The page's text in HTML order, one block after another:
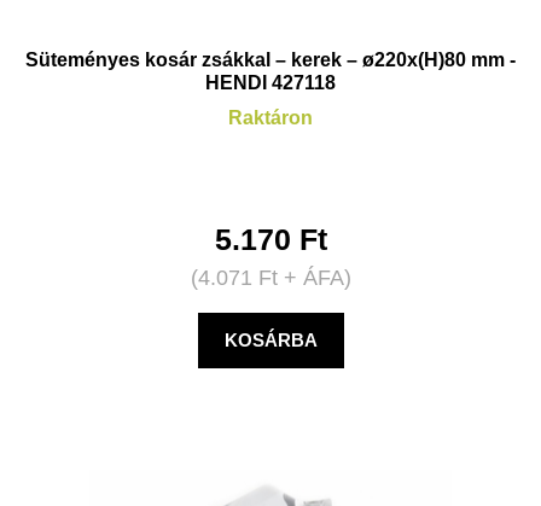
Süteményes kosár zsákkal – kerek – ø220x(H)80 mm -
HENDI 427118
Raktáron
5.170 Ft
(4.071 Ft+ ÁFA)
KOSÁRBA